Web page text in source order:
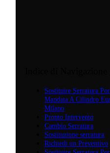
Sostituire Serratura
Mandata A Cilindro
Milano
Pronto Intervento
Cambio Serratura
Sostituzione serratura
Richiedi un Preventivo